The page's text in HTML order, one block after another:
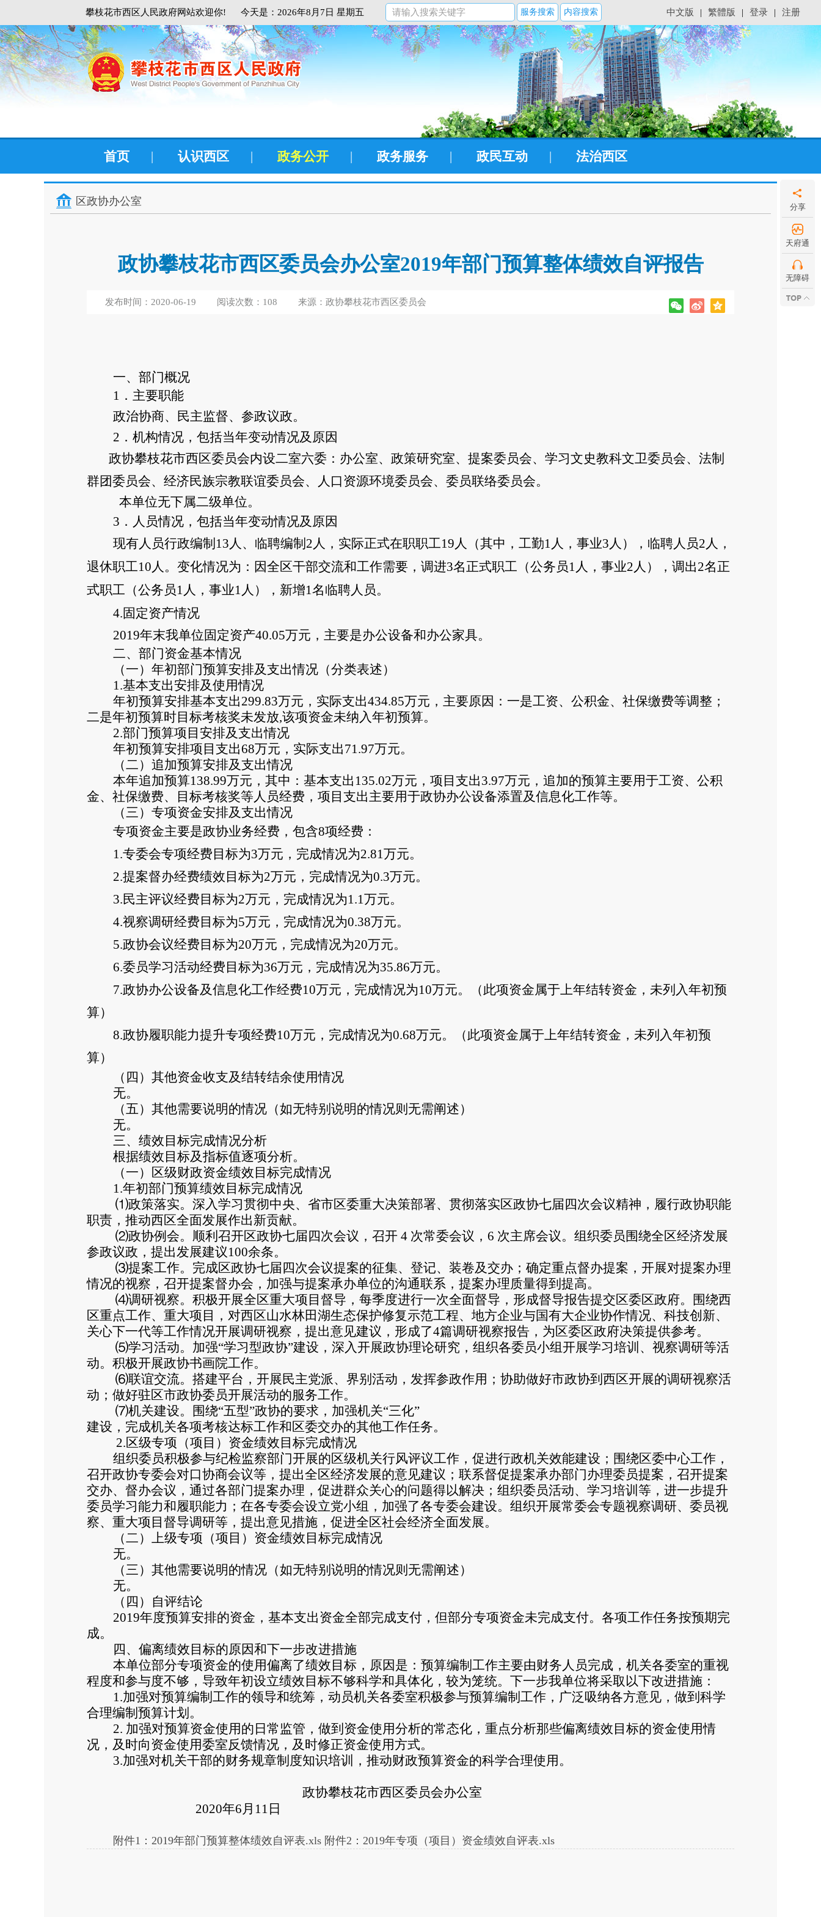
攀枝花市西区人民政府网站欢迎你! 今天是：2026年8月7日 星期五 服务搜索 内容搜索 中文版 | 繁體版 | 登录 | 注册
首页 | 认识西区 | 政务公开 | 政务服务 | 政民互动 | 法治西区
区政协办公室
政协攀枝花市西区委员会办公室2019年部门预算整体绩效自评报告
发布时间：2020-06-19 阅读次数： 108 来源：政协攀枝花市西区委员会
一、部门概况
1 ．主要职能
政治协商、民主监督、参政议政。
2 ．机构情况，包括当年变动情况及原因
政协攀枝花市西区委员会内设二室六委：办公室、政策研究室、提案委员会、学习文史教科文卫委员会、法制
群团委员会、经济民族宗教联谊委员会、人口资源环境委员会、委员联络委员会。
本单位无下属二级单位。
3 ．人员情况，包括当年变动情况及原因
现有人员行政编制13人、临聘编制2人，实际正式在职职工19人（其中，工勤1人，事业3人），临聘人员2人，
退休职工10人。变化情况为：因全区干部交流和工作需要，调进3名正式职工（公务员1人，事业2人），调出2名正
式职工（公务员1人，事业1人），新增1名临聘人员。
4.固定资产情况
2019年末我单位 固定资产40.05万元， 主要是办公设备和办公家具。
二、部门资金基本情况
（一）年初部门预算安排及支出情况（分类表述）
1.基本支出安排及使用情况
年初预算安排基本支出299.83万元，实际支出434.85万元，主要原因：一是工资、公积金、社保缴费等调整；
二是年初预算时目标考核奖未发放,该项资金未纳入年初预算。
2.部门预算项目安排及支出情况
年初预算安排项目支出68万元，实际支出71.97万元。
（二）追加预算安排及支出情况
本年追加预算138.99万元，其中：基本支出135.02万元，项目支出3.97万元，追加的预算主要用于工资、公积
金、社保缴费、目标考核奖等人员经费，项目支出主要用于政协办公设备添置及信息化工作等。
（三）专项资金安排及支出情况
专项资金主要是政协业务经费，包含8项经费：
1.专委会专项经费目标为3万元，完成情况为2.81万元。
2.提案督办经费绩效目标为2万元，完成情况为0.3万元。
3.民主评议经费目标为2万元，完成情况为1.1万元。
4.视察调研经费目标为5万元，完成情况为0.38万元。
5.政协会议经费目标为20万元，完成情况为20万元。
6.委员学习活动经费目标为36万元，完成情况为35.86万元。
7.政协办公设备及信息化工作经费10万元，完成情况为10万元。（此项资金属于上年结转资金，未列入年初预
算）
8.政协履职能力提升专项经费10万元，完成情况为0.68万元。（此项资金属于上年结转资金，未列入年初预
算）
（四）其他资金收支及结转结余使用情况
无。
（五）其他需要说明的情况（如无特别说明的情况则无需阐述）
无。
三、绩效目标完成情况分析
根据绩效目标及指标值逐项分析。
（一）区级财政资金绩效目标完成情况
1.年初部门预算绩效目标完成情况
⑴政策落实。深入学习贯彻中央、省市区委重大决策部署、贯彻落实区政协七届四次会议精神，履行政协职能
职责，推动西区全面发展作出新贡献。
⑵政协例会。顺利召开区政协七届四次会议，召开 4 次常委会议， 6 次主席会议。组织委员围绕全区经济发展
参政议政，提出发展建议100余条。
⑶提案工作。完成区政协七届四次会议提案的征集、登记、装卷及交办；确定重点督办提案，开展对提案办理
情况的视察，召开提案督办会，加强与提案承办单位的沟通联系，提案办理质量得到提高。
⑷调研视察。积极开展全区重大项目督导，每季度进行一次全面督导，形成督导报告提交区委区政府。围绕西
区重点工作、重大项目，对西区山水林田湖生态保护修复示范工程、地方企业与国有大企业协作情况、科技创新、
关心下一代等工作情况开展调研视察，提出意见建议，形成了4篇调研视察报告，为区委区政府决策提供参考。
⑸学习活动。加强“学习型政协”建设，深入开展政协理论研究，组织各委员小组开展学习培训、视察调研等活
动。积极开展政协书画院工作。
⑹联谊交流。搭建平台，开展民主党派、界别活动，发挥参政作用；协助做好市政协到西区开展的调研视察活
动；做好驻区市政协委员开展活动的服务工作。
⑺机关建设。围绕“五型”政协的要求，加强机关“三化”
建设，完成机关各项考核达标工作和区委交办的其他工作任务。
2.区级专项（项目）资金绩效目标完成情况
组织委员积极参与纪检监察部门开展的区级机关行风评议工作，促进行政机关效能建设；围绕区委中心工作，
召开政协专委会对口协商会议等，提出全区经济发展的意见建议；联系督促提案承办部门办理委员提案，召开提案
交办、督办会议，通过各部门提案办理，促进群众关心的问题得以解决；组织委员活动、学习培训等，进一步提升
委员学习能力和履职能力；在各专委会设立党小组，加强了各专委会建设。组织开展常委会专题视察调研、委员视
察、重大项目督导调研等，提出意见措施，促进全区社会经济全面发展。
（二）上级专项（项目）资金绩效目标完成情况
无。
（三）其他需要说明的情况（如无特别说明的情况则无需阐述）
无。
（四）自评结论
2019年度预算安排的资金，基本支出资金全部完成支付，但部分专项资金未完成支付。各项工作任务按预期完
成。
四、偏离绩效目标的原因和下一步改进措施
本单位部分专项资金的使用偏离了绩效目标，原因是：预算编制工作主要由财务人员完成，机关各委室的重视
程度和参与度不够，导致年初设立绩效目标不够科学和具体化，较为笼统。下一步我单位将采取以下改进措施：
1.加强对预算编制工作的领导和统筹，动员机关各委室积极参与预算编制工作，广泛吸纳各方意见，做到科学
合理编制预算计划。
2. 加强对预算资金使用的日常监管，做到资金使用分析的常态化，重点分析那些偏离绩效目标的资金使用情
况，及时向资金使用委室反馈情况，及时修正资金使用方式。
3.加强对机关干部的财务规章制度知识培训，推动财政预算资金的科学合理使用。
政协攀枝花市西区委员会办公室
2020年6月11日
附件1：2019年部门预算整体绩效自评表.xls 附件2：2019年专项（项目）资金绩效自评表.xls
分享
天府通
无障碍